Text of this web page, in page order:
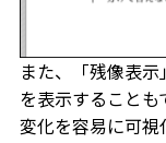
また、「残像表示
を表示すること
変化を容易に可視